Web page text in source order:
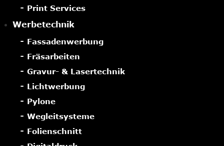
Print Services
Werbetechnik
Fassadenwerbung
Fräsarbeiten
Gravur- & Lasertechnik
Lichtwerbung
Pylone
Wegleitsysteme
Folienschnitt